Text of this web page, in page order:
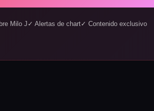
Milo J✓ Alertas de chart✓ Contenido exclusivo